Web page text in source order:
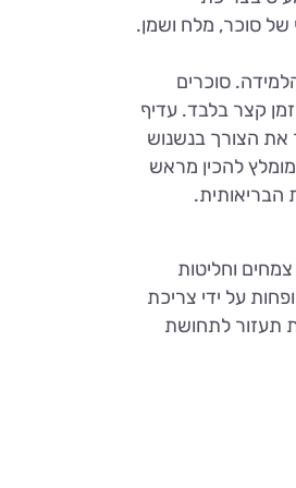
של סוכר, מלח ושמן.
סוכרים
קצר בלבד. עדיף
את הצורך בנשנוש
מומלץ להכין מראש
הבריאותית.
וחליטות
על ידי צריכת
ביום. שתיה מספקת תעזור לתחושת